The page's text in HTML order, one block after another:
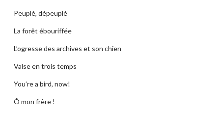
Peuplé, dépeuplé
La forêt ébouriffée
L’ogresse des archives et son chien
Valse en trois temps
You’re a bird, now!
Ô mon frère !